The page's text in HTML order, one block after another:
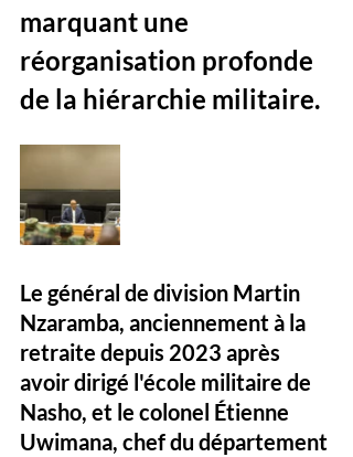
marquant une
réorganisation profonde
de la hiérarchie militaire.
Le général de division Martin
Nzaramba, anciennement à la
retraite depuis 2023 après
avoir dirigé l'école militaire de
Nasho, et le colonel Étienne
Uwimana, chef du département